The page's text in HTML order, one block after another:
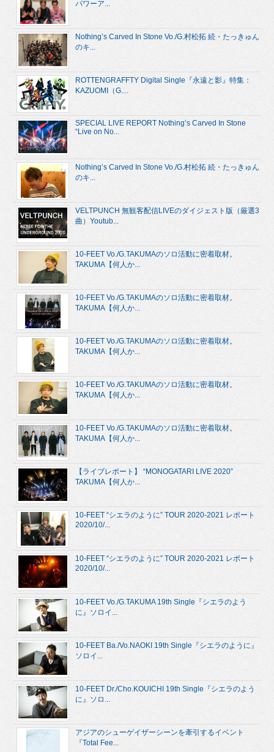
パワーア...
Nothing’s Carved In Stone Vo./G.村松拓 続・たっきゅん
のキ...
ROTTENGRAFFTY Digital Single『永遠と影』特集：
KAZUOMI（G....
SPECIAL LIVE REPORT Nothing’s Carved In Stone
“Live on No...
Nothing’s Carved In Stone Vo./G.村松拓 続・たっきゅん
のキ...
VELTPUNCH 無観客配信LIVEのダイジェスト版（厳選3
曲）Youtub...
10-FEET Vo./G.TAKUMAのソロ活動に密着取材。
TAKUMA【何人か...
10-FEET Vo./G.TAKUMAのソロ活動に密着取材。
TAKUMA【何人か...
10-FEET Vo./G.TAKUMAのソロ活動に密着取材。
TAKUMA【何人か...
10-FEET Vo./G.TAKUMAのソロ活動に密着取材。
TAKUMA【何人か...
10-FEET Vo./G.TAKUMAのソロ活動に密着取材。
TAKUMA【何人か...
【ライブレポート】 “MONOGATARI LIVE 2020”
TAKUMA【何人か...
10-FEET “シエラのように” TOUR 2020-2021 レポート
2020/10/...
10-FEET “シエラのように” TOUR 2020-2021 レポート
2020/10/...
10-FEET Vo./G.TAKUMA 19th Single『シエラのよう
に』ソロイ...
10-FEET Ba./Vo.NAOKI 19th Single『シエラのように』
ソロイ...
10-FEET Dr./Cho.KOUICHI 19th Single『シエラのよう
に』ソロ...
アジアのシューゲイザーシーンを牽引するイベント
『Total Fee...